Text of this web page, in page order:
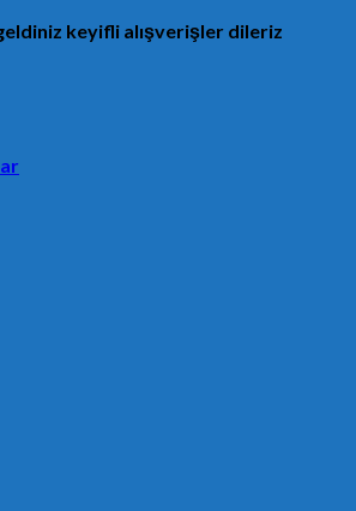
keyifli alışverişler dileriz